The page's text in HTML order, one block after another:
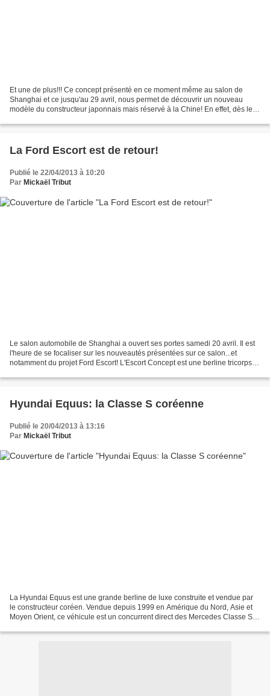
Et une de plus!!! Ce concept présenté en ce moment même au salon de
Shanghai et ce jusqu'au 29 avril, nous permet de découvrir un nouveau
modèle du constructeur japonnais mais réservé à la Chine! En effet, dès le
La Ford Escort est de retour!
Publié le 22/04/2013 à 10:20
Par Mickaël Tribut
Le salon automobile de Shanghai a ouvert ses portes samedi 20 avril. Il est
l'heure de se focaliser sur les nouveautés présentées sur ce salon...et
notamment du projet Ford Escort! L'Escort Concept est une berline tricorps
Hyundai Equus: la Classe S coréenne
Publié le 20/04/2013 à 13:16
Par Mickaël Tribut
La Hyundai Equus est une grande berline de luxe construite et vendue par
le constructeur coréen. Vendue depuis 1999 en Amérique du Nord, Asie et
Moyen Orient, ce véhicule est un concurrent direct des Mercedes Classe S,